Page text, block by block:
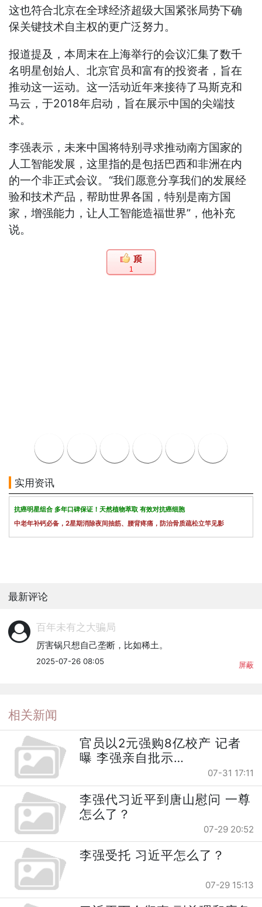
这也符合北京在全球经济超级大国紧张局势下确
保关键技术自主权的更广泛努力。
报道提及，本周末在上海举行的会议汇集了数千
名明星创始人、北京官员和富有的投资者，旨在
推动这一运动。这一活动近年来接待了马斯克和
马云，于2018年启动，旨在展示中国的尖端技
术。
李强表示，未来中国将特别寻求推动南方国家的
人工智能发展，这里指的是包括巴西和非洲在内
的一个非正式会议。“我们愿意分享我们的发展经
验和技术产品，帮助世界各国，特别是南方国
家，增强能力，让人工智能造福世界”，他补充
说。
1
实用资讯
抗癌明星组合 多年口碑保证！天然植物萃取 有效对抗癌细胞
中老年补钙必备，2星期消除夜间抽筋、腰背疼痛，防治骨质疏松立竿见影
最新评论
百年未有之大骗局
厉害锅只想自己垄断，比如稀土。
2025-07-26 08:05 屏蔽
相关新闻
官员以2元强购8亿校产 记者
曝 李强亲自批示…
07-31 17:11
李强代习近平到唐山慰问 一尊
怎么了？
07-29 20:52
李强受托 习近平怎么了？
07-29 15:13